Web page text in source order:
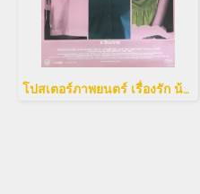
โปสเตอร์ภาพยนตร์ เรื่องรัก น้อยนิด มหาศาล